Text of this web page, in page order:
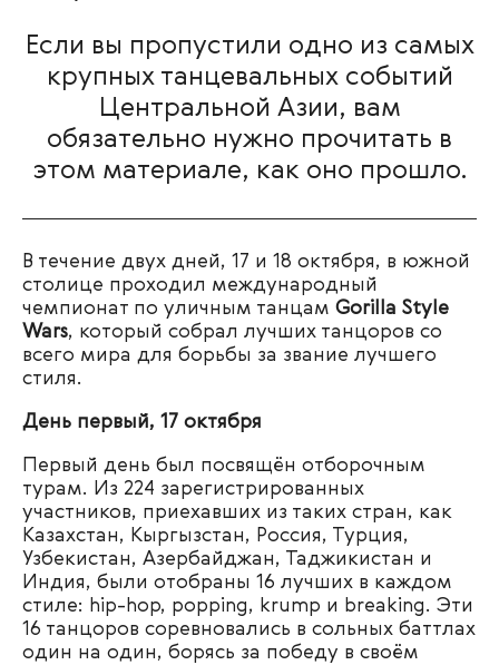
Если вы пропустили одно из самых
крупных танцевальных событий
Центральной Азии, вам
обязательно нужно прочитать в
этом материале, как оно прошло.
В течение двух дней, 17 и 18 октября, в южной
столице проходил международный
чемпионат по уличным танцам Gorilla Style
Wars, который собрал лучших танцоров со
всего мира для борьбы за звание лучшего
стиля.
День первый, 17 октября
Первый день был посвящён отборочным
турам. Из 224 зарегистрированных
участников, приехавших из таких стран, как
Казахстан, Кыргызстан, Россия, Турция,
Узбекистан, Азербайджан, Таджикистан и
Индия, были отобраны 16 лучших в каждом
стиле: hip-hop, popping, krump и breaking. Эти
16 танцоров соревновались в сольных баттлах
один на один, борясь за победу в своём